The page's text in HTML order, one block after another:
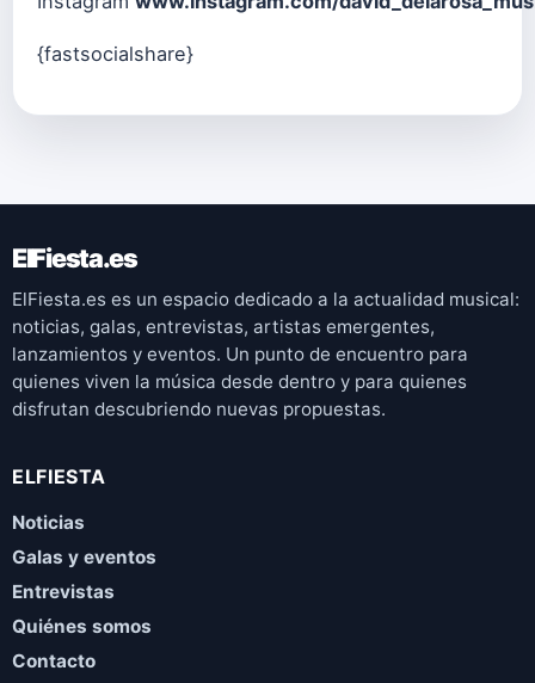
{fastsocialshare}
ElFiesta.es
ElFiesta.es es un espacio dedicado a la actualidad musical:
noticias, galas, entrevistas, artistas emergentes,
lanzamientos y eventos. Un punto de encuentro para
quienes viven la música desde dentro y para quienes
disfrutan descubriendo nuevas propuestas.
ELFIESTA
Noticias
Galas y eventos
Entrevistas
Quiénes somos
Contacto